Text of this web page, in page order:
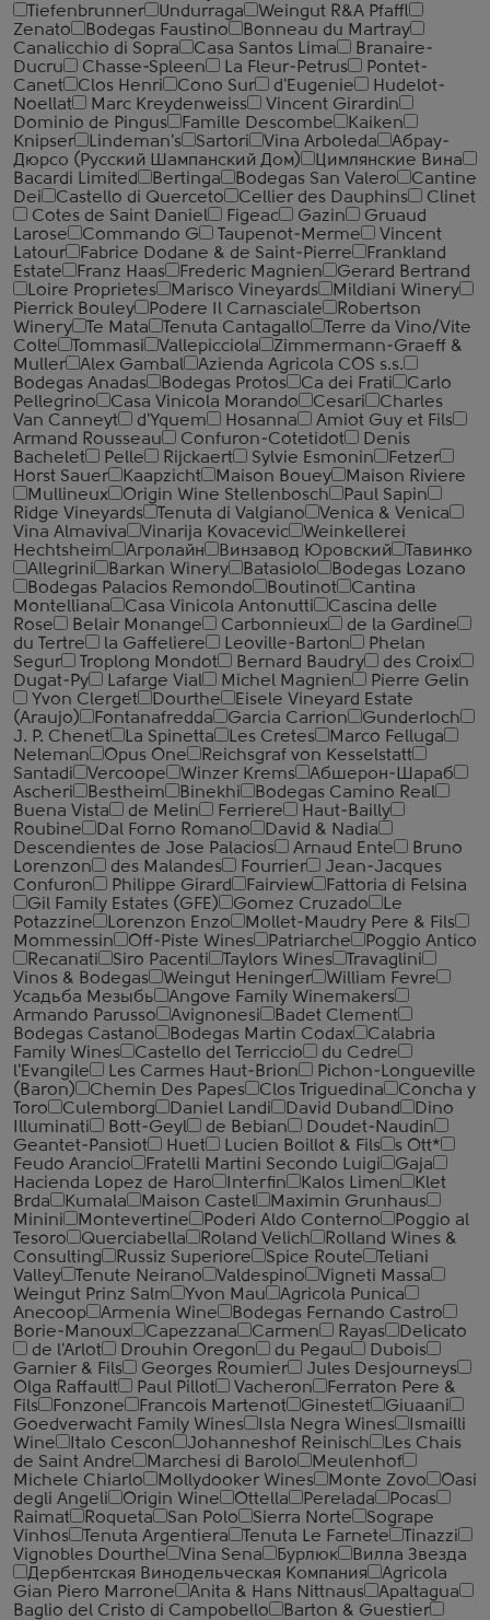
Tiefenbrunner
Undurraga
Weingut R&A Pfaffl
Zenato
Bodegas Faustino
Bonneau du Martray
Canalicchio di Sopra
Casa Santos Lima
Branaire-
Ducru
Chasse-Spleen La Fleur-Petrus
Pontet-
Canet
Clos Henri Cono Sur d'Eugenie
Hudelot-
Noellat
Marc Kreydenweiss
Vincent Girardin
Dominio de Pingus
Famille Descombe
Kaiken
Knipser
Lindeman's Sartori Vina Arboleda
Абрау-
Дюрсо (Русский Шампанский Дом)
Цимлянские Вина
Bacardi Limited
Bertinga Bodegas San Valero
Cantine
Dei
Castello di Querceto Cellier des Dauphins
Clinet
Cotes de Saint Daniel
Figeac Gazin
Gruaud
Larose
Commando G Taupenot-Merme
Vincent
Latour
Fabrice Dodane & de Saint-Pierre
Frankland
Estate
Franz Haas Frederic Magnien
Gerard Bertrand
Loire Proprietes
Marisco Vineyards
Mildiani Winery
Pierrick Bouley
Podere Il Carnasciale
Robertson
Winery
Te Mata Tenuta Cantagallo
Terre da Vino/Vite
Colte
Tommasi Vallepicciola
Zimmermann-Graeff &
Muller
Alex Gambal
Azienda Agricola COS s.s.
Bodegas Anadas
Bodegas Protos Ca dei Frati
Carlo
Pellegrino
Casa Vinicola Morando Cesari
Charles
Van Canneyt
d'Yquem Hosanna
Amiot Guy et Fils
Armand Rousseau
Confuron-Cotetidot
Denis
Bachelet
Pelle Rijckaert Sylvie Esmonin
Fetzer
Horst Sauer
Kaapzicht Maison Bouey
Maison Riviere
Mullineux
Origin Wine Stellenbosch
Paul Sapin
Ridge Vineyards
Tenuta di Valgiano
Venica & Venica
Vina Almaviva
Vinarija Kovacevic
Weinkellerei
Hechtsheim
Агролайн Винзавод Юровский
Тавинко
Allegrini
Barkan Winery Batasiolo
Bodegas Lozano
Bodegas Palacios Remondo
Boutinot
Cantina
Montelliana
Casa Vinicola Antonutti
Cascina delle
Rose
Belair Monange Carbonnieux
de la Gardine
du Tertre
la Gaffeliere Leoville-Barton
Phelan
Segur
Troplong Mondot Bernard Baudry
des Croix
Dugat-Py
Lafarge Vial Michel Magnien
Pierre Gelin
Yvon Clerget
Dourthe
Eisele Vineyard Estate
(Araujo)
Fontanafredda Garcia Carrion
Gunderloch
J. P. Chenet
La Spinetta Les Cretes
Marco Felluga
Neleman
Opus One
Reichsgraf von Kesselstatt
Santadi
Vercoope Winzer Krems
Абшерон-Шараб
Ascheri
Bestheim Binekhi
Bodegas Camino Real
Buena Vista
de Melin Ferriere
Haut-Bailly
Roubine
Dal Forno Romano
David & Nadia
Descendientes de Jose Palacios
Arnaud Ente
Bruno
Lorenzon
des Malandes Fourrier
Jean-Jacques
Confuron
Philippe Girard Fairview
Fattoria di Felsina
Gil Family Estates (GFE)
Gomez Cruzado
Le
Potazzine
Lorenzon Enzo
Mollet-Maudry Pere & Fils
Mommessin
Off-Piste Wines Patriarche
Poggio Antico
Recanati
Siro Pacenti Taylors Wines
Travaglini
Vinos & Bodegas
Weingut Heninger
William Fevre
Усадьба Мезыбь
Angove Family Winemakers
Armando Parusso
Avignonesi
Badet Clement
Bodegas Castano
Bodegas Martin Codax
Calabria
Family Wines
Castello del Terriccio
du Cedre
l'Evangile
Les Carmes Haut-Brion
Pichon-Longueville
(Baron)
Chemin Des Papes Clos Triguedina
Concha y
Toro
Culemborg Daniel Landi David Duband
Dino
Illuminati
Bott-Geyl de Bebian
Doudet-Naudin
Geantet-Pansiot
Huet Lucien Boillot & Fils
s Ott*
Feudo Arancio
Fratelli Martini Secondo Luigi
Gaja
Hacienda Lopez de Haro
Interfin Kalos Limen
Klet
Brda
Kumala Maison Castel
Maximin Grunhaus
Minini
Montevertine Poderi Aldo Conterno
Poggio al
Tesoro
Querciabella Roland Velich
Rolland Wines &
Consulting
Russiz Superiore Spice Route
Teliani
Valley
Tenute Neirano Valdespino
Vigneti Massa
Weingut Prinz Salm
Yvon Mau
Agricola Punica
Anecoop
Armenia Wine
Bodegas Fernando Castro
Borie-Manoux
Capezzana Carmen Rayas
Delicato
de l'Arlot
Drouhin Oregon du Pegau
Dubois
Garnier & Fils
Georges Roumier
Jules Desjourneys
Olga Raffault
Paul Pillot Vacheron
Ferraton Pere &
Fils
Fonzone Francois Martenot Ginestet
Giuaani
Goedverwacht Family Wines
Isla Negra Wines
Ismailli
Wine
Italo Cescon Johanneshof Reinisch
Les Chais
de Saint Andre
Marchesi di Barolo
Meulenhof
Michele Chiarlo
Mollydooker Wines Monte Zovo
Oasi
degli Angeli
Origin Wine Ottella Perelada
Pocas
Raimat
Roqueta San Polo Sierra Norte
Sogrape
Vinhos
Tenuta Argentiera Tenuta Le Farnete
Tinazzi
Vignobles Dourthe
Vina Sena Бурлюк
Вилла Звезда
Дербентская Винодельческая Компания
Agricola
Gian Piero Marrone
Anita & Hans Nittnaus
Apaltagua
Baglio del Cristo di Campobello
Barton & Guestier